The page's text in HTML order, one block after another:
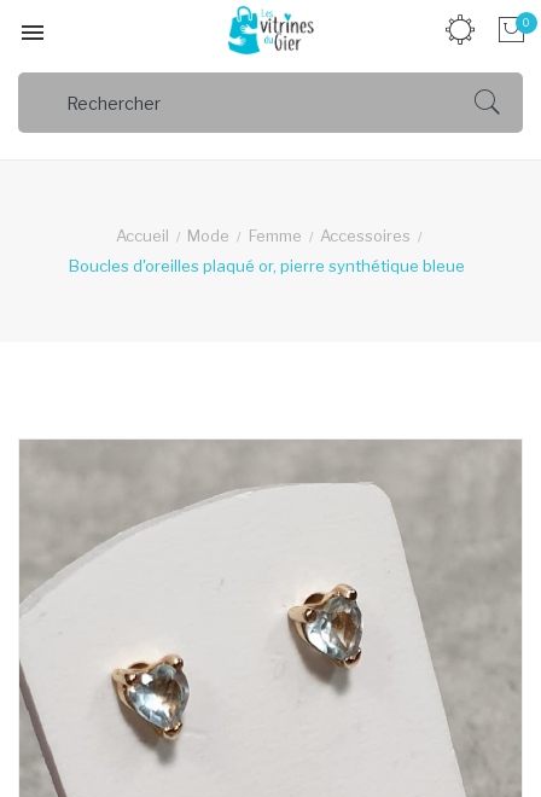
 0
Accueil Mode Femme
Accessoires
Boucles d'oreilles plaqué or, pierre synthétique bleue